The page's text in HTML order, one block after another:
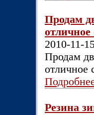
Продам
2010-11-
Продам
отличное
Резина